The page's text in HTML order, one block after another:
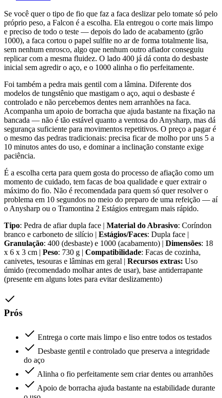
Se você quer o tipo de fio que faz a faca deslizar pelo tomate só pelo
próprio peso, a Falcon é a escolha. Ela entregou o corte mais limpo
e preciso de todo o teste — depois do lado de acabamento (grão
1000), a faca cortou o papel sulfite no ar de forma totalmente lisa,
sem nenhum enrosco, algo que nenhum outro afiador conseguiu
replicar com a mesma fluidez. O lado 400 já dá conta do desbaste
inicial sem agredir o aço, e o 1000 alinha o fio perfeitamente.
Foi também a pedra mais gentil com a lâmina. Diferente dos
modelos de tungstênio que mastigam o aço, aqui o desbaste é
controlado e não percebemos dentes nem arranhões na faca.
Acompanha um apoio de borracha que ajuda bastante na fixação na
bancada — não é tão estável quanto a ventosa do Anysharp, mas dá
segurança suficiente para movimentos repetitivos. O preço a pagar é
o mesmo das pedras tradicionais: precisa ficar de molho por uns 5 a
10 minutos antes do uso, e dominar a inclinação constante exige
paciência.
É a escolha certa para quem gosta do processo de afiação como um
momento de cuidado, tem facas de boa qualidade e quer extrair o
máximo do fio. Não é recomendada para quem só quer resolver o
problema em 10 segundos no meio do preparo de uma refeição — aí
o Anysharp ou o Tramontina 2 Estágios entregam mais rápido.
Tipo: Pedra de afiar dupla face | Material do Abrasivo: Coríndon
branco e carboneto de silício | Estágios/Faces: Dupla face |
Granulação: 400 (desbaste) e 1000 (acabamento) | Dimensões: 18
x 6 x 3 cm | Peso: 730 g | Compatibilidade: Facas de cozinha,
canivetes, tesouras e lâminas em geral | Recursos extras: Uso
úmido (recomendado molhar antes de usar), base antiderrapante
(presente em alguns lotes para evitar deslizamento)
Prós
Entrega o corte mais limpo e liso entre todos os testados
Desbaste gentil e controlado que preserva a integridade
do aço
Alinha o fio perfeitamente sem criar dentes ou arranhões
Apoio de borracha ajuda bastante na estabilidade durante